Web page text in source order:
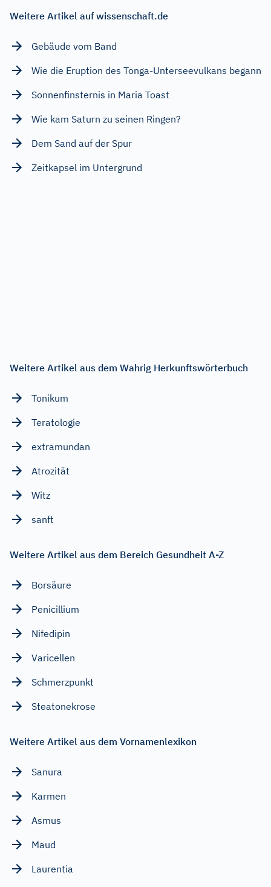
Weitere Artikel auf wissenschaft.de
Gebäude vom Band
Wie die Eruption des Tonga-Unterseevulkans begann
Sonnenfinsternis in Maria Toast
Wie kam Saturn zu seinen Ringen?
Dem Sand auf der Spur
Zeitkapsel im Untergrund
Weitere Artikel aus dem Wahrig Herkunftswörterbuch
Tonikum
Teratologie
extramundan
Atrozität
Witz
sanft
Weitere Artikel aus dem Bereich Gesundheit A-Z
Borsäure
Penicillium
Nifedipin
Varicellen
Schmerzpunkt
Steatonekrose
Weitere Artikel aus dem Vornamenlexikon
Sanura
Karmen
Asmus
Maud
Laurentia